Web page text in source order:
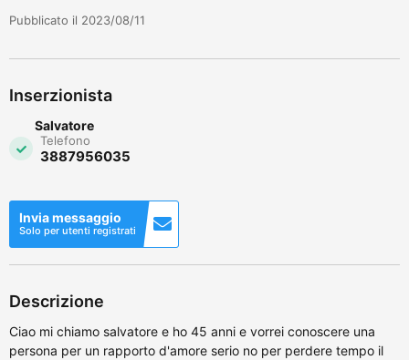
Pubblicato il 2023/08/11
Inserzionista
Salvatore
Telefono
3887956035
Invia messaggio
Solo per utenti registrati
Descrizione
Ciao mi chiamo salvatore e ho 45 anni e vorrei conoscere una
persona per un rapporto d'amore serio no per perdere tempo il